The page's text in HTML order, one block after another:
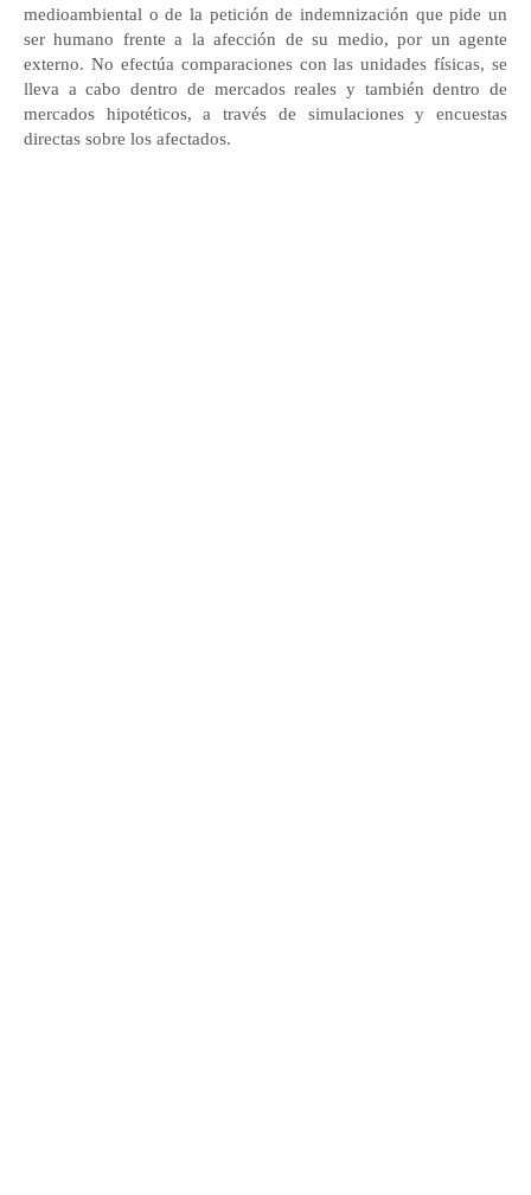
medioambiental o de la petición de indemnización que pide un
ser humano frente a la afección de su medio, por un agente
externo. No efectúa comparaciones con las unidades físicas, se
lleva a cabo dentro de mercados reales y también dentro de
mercados hipotéticos, a través de simulaciones y encuestas
directas sobre los afectados.